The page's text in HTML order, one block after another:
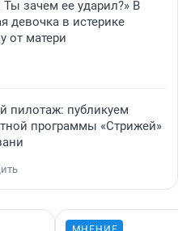
зачем ее ударил?» В
девочка в истерике
от матери
пилотаж: публикуем
программы «Стрижей»